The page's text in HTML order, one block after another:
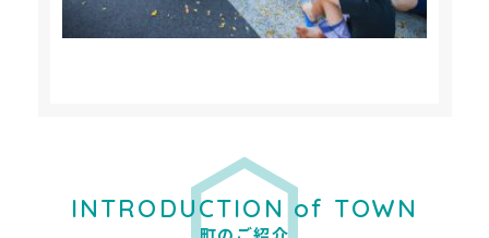
INTRODUCTION of TOWN